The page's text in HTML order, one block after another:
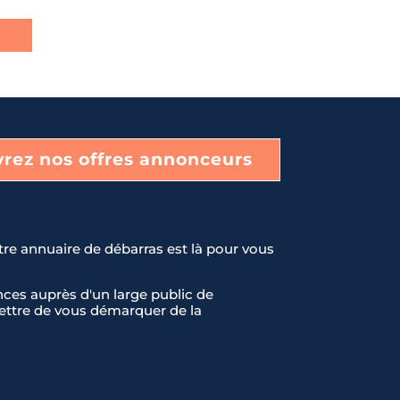
nos offres annonceurs
annuaire de débarras est là pour vous
auprès d'un large public de
de vous démarquer de la